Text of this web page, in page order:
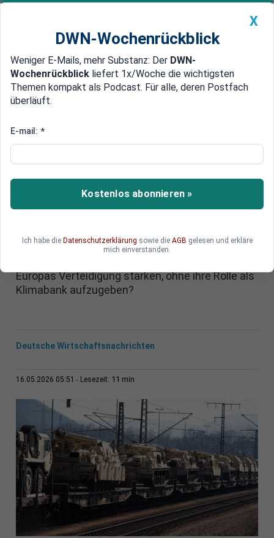
Newsticker MEIN DWN: Geldanlage Premium
Edelmetalle DWN-Magazin China
EIB-Vizepräsident erklärt neue
Europas Verteidigung
zunehmend von Banken abhängt
rückt damit näher an Europas neue
Europas Verteidigung stärken, ohne ihre Rolle als
Klimabank aufzugeben?
Deutsche Wirtschaftsnachrichten
16.05.2026 05:51 Lesezeit: 11 min
X
DWN-Wochenrückblick
Weniger E-Mails, mehr Substanz: Der DWN-
Wochenrückblick liefert 1x/Woche die wichtigsten
Themen kompakt als Podcast. Für alle, deren Postfach
überläuft.
E-mail: *
Kostenlos abonnieren »
Ich habe die Datenschutzerklärung sowie die AGB gelesen und erkläre
mich einverstanden.